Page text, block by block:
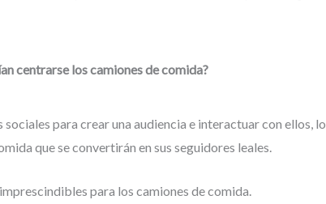
centrarse los camiones de comida?
para crear una audiencia e interactuar con ellos, lo
que se convertirán en sus seguidores leales.
para los camiones de comida.